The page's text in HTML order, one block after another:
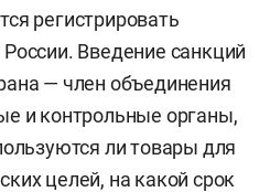
регистрировать
Введение санкций
— член объединения
и контрольные органы,
ли товары для
целей, на какой срок